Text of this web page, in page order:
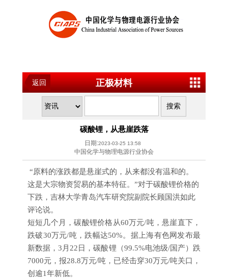
返回 正极材料
碳酸锂，从悬崖跌落
日期:2023-03-25 13:58
中国化学与物理电源行业协会
“原料的涨跌都是悬崖式的，从来都没有温和的。
这是大宗物资贸易的基本特征。”对于碳酸锂价格的
下跌，吉林大学青岛汽车研究院副院长顾国洪如此
评论说。
短短几个月，碳酸锂价格从60万元/吨，悬崖直下，
跌破30万元/吨，跌幅达50%。据上海有色网发布最
新数据，3月22日，碳酸锂（99.5%电池级/国产）跌
7000元，报28.8万元/吨，已经击穿30万元/吨关口，
创逾1年新低。